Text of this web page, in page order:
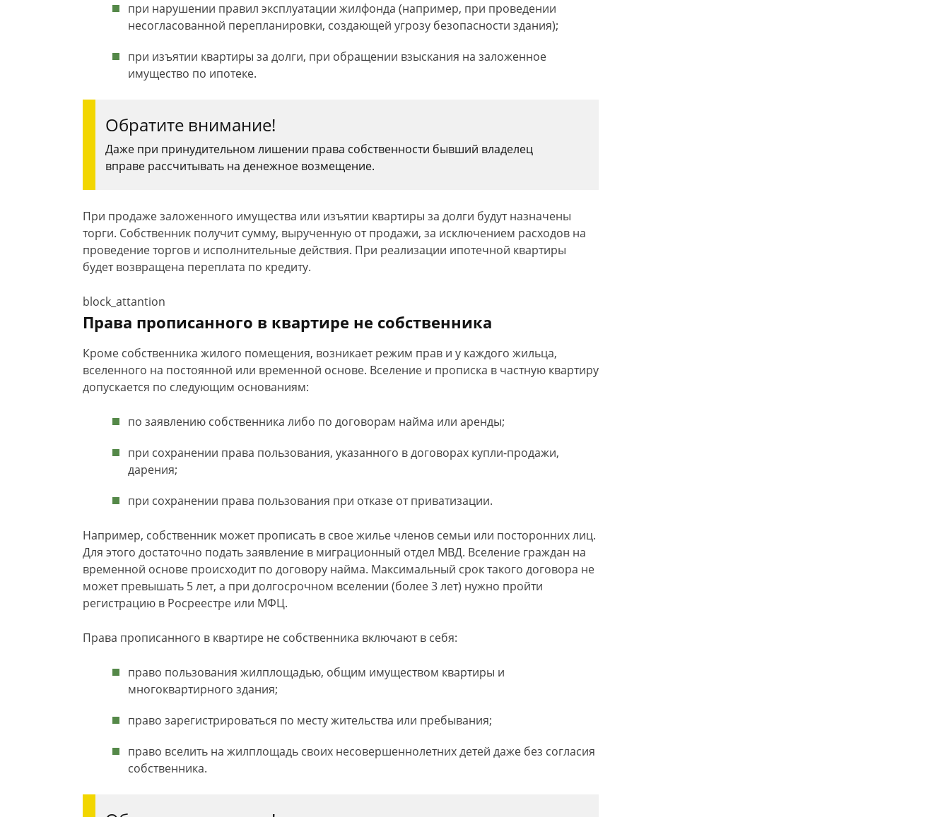
при нарушении правил эксплуатации жилфонда (например, при проведении
несогласованной перепланировки, создающей угрозу безопасности здания);
при изъятии квартиры за долги, при обращении взыскания на заложенное
имущество по ипотеке.
Обратите внимание!
Даже при принудительном лишении права собственности бывший владелец
вправе рассчитывать на денежное возмещение.
При продаже заложенного имущества или изъятии квартиры за долги будут назначены
торги. Собственник получит сумму, вырученную от продажи, за исключением расходов на
проведение торгов и исполнительные действия. При реализации ипотечной квартиры
будет возвращена переплата по кредиту.
block_attantion
Права прописанного в квартире не собственника
Кроме собственника жилого помещения, возникает режим прав и у каждого жильца,
вселенного на постоянной или временной основе. Вселение и прописка в частную квартиру
допускается по следующим основаниям:
по заявлению собственника либо по договорам найма или аренды;
при сохранении права пользования, указанного в договорах купли-продажи,
дарения;
при сохранении права пользования при отказе от приватизации.
Например, собственник может прописать в свое жилье членов семьи или посторонних лиц.
Для этого достаточно подать заявление в миграционный отдел МВД. Вселение граждан на
временной основе происходит по договору найма. Максимальный срок такого договора не
может превышать 5 лет, а при долгосрочном вселении (более 3 лет) нужно пройти
регистрацию в Росреестре или МФЦ.
Права прописанного в квартире не собственника включают в себя:
право пользования жилплощадью, общим имуществом квартиры и
многоквартирного здания;
право зарегистрироваться по месту жительства или пребывания;
право вселить на жилплощадь своих несовершеннолетних детей даже без согласия
собственника.